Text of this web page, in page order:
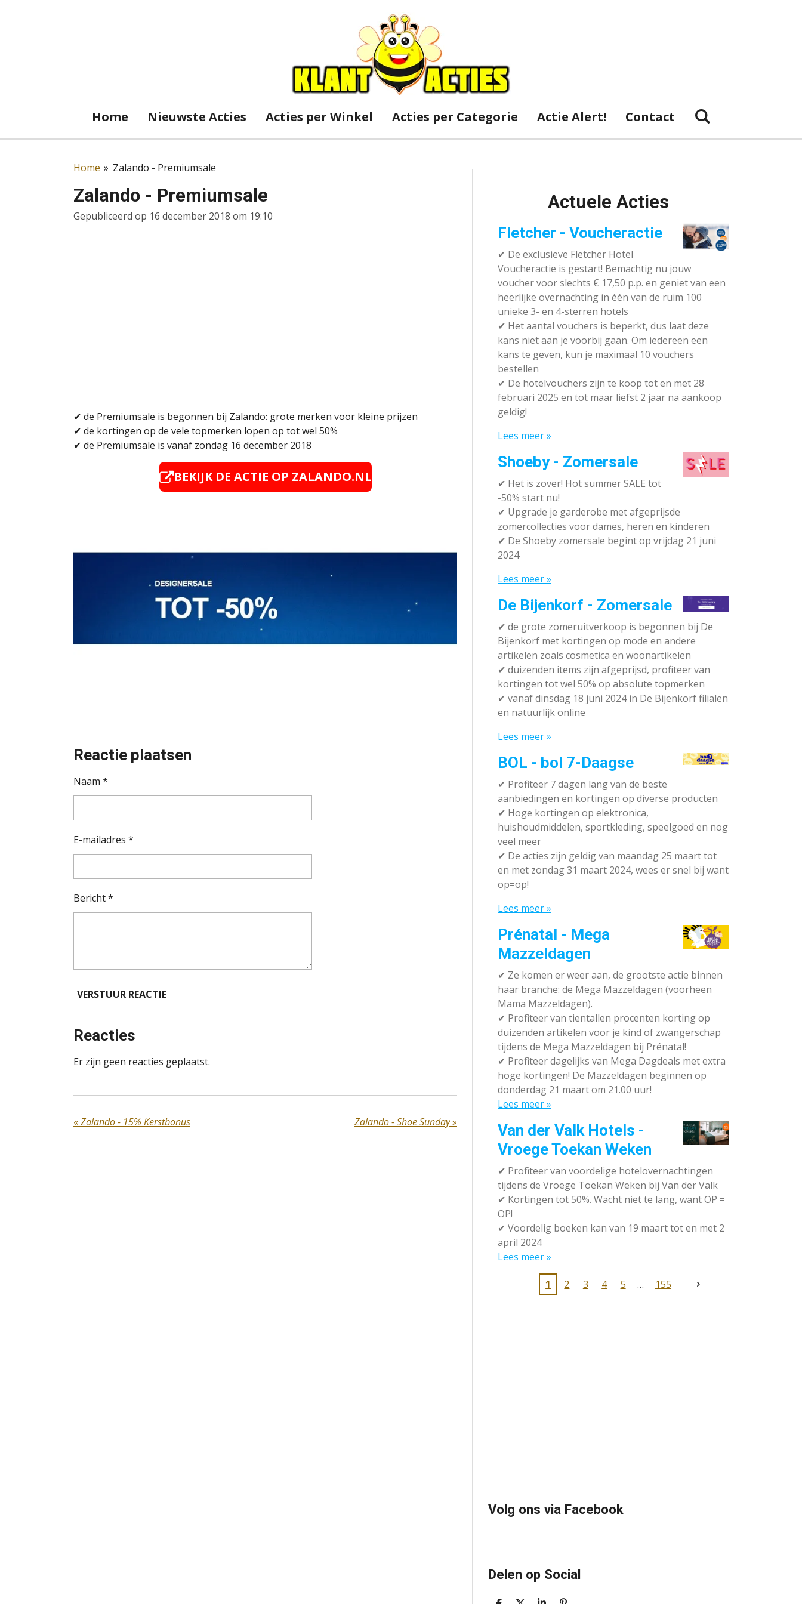
Home Nieuwste Acties Acties per Winkel Acties per Categorie Actie Alert! Contact
Home » Zalando - Premiumsale
Zalando - Premiumsale
Gepubliceerd op 16 december 2018 om 19:10
✔ de Premiumsale is begonnen bij Zalando: grote merken voor kleine prijzen
✔ de kortingen op de vele topmerken lopen op tot wel 50%
✔ de Premiumsale is vanaf zondag 16 december 2018
BEKIJK DE ACTIE OP ZALANDO.NL
Reactie plaatsen
Naam *
E-mailadres *
Bericht *
VERSTUUR REACTIE
Reacties
Er zijn geen reacties geplaatst.
«Zalando - 15% Kerstbonus Zalando - Shoe Sunday»
Actuele Acties
Fletcher - Voucheractie
✔ De exclusieve Fletcher Hotel
Voucheractie is gestart! Bemachtig nu jouw
voucher voor slechts € 17,50 p.p. en geniet van een
heerlijke overnachting in één van de ruim 100
unieke 3- en 4-sterren hotels
✔ Het aantal vouchers is beperkt, dus laat deze
kans niet aan je voorbij gaan. Om iedereen een
kans te geven, kun je maximaal 10 vouchers
bestellen
✔ De hotelvouchers zijn te koop tot en met 28
februari 2025 en tot maar liefst 2 jaar na aankoop
geldig!
Lees meer »
Shoeby - Zomersale
✔ Het is zover! Hot summer SALE tot
-50% start nu!
✔ Upgrade je garderobe met afgeprijsde
zomercollecties voor dames, heren en kinderen
✔ De Shoeby zomersale begint op vrijdag 21 juni
2024
Lees meer »
De Bijenkorf - Zomersale
✔ de grote zomeruitverkoop is begonnen bij De
Bijenkorf met kortingen op mode en andere
artikelen zoals cosmetica en woonartikelen
✔ duizenden items zijn afgeprijsd, profiteer van
kortingen tot wel 50% op absolute topmerken
✔ vanaf dinsdag 18 juni 2024 in De Bijenkorf filialen
en natuurlijk online
Lees meer »
BOL - bol 7-Daagse
✔ Profiteer 7 dagen lang van de beste
aanbiedingen en kortingen op diverse producten
✔ Hoge kortingen op elektronica,
huishoudmiddelen, sportkleding, speelgoed en nog
veel meer
✔ De acties zijn geldig van maandag 25 maart tot
en met zondag 31 maart 2024, wees er snel bij want
op=op!
Lees meer »
Prénatal - Mega
Mazzeldagen
✔ Ze komen er weer aan, de grootste actie binnen
haar branche: de Mega Mazzeldagen (voorheen
Mama Mazzeldagen).
✔ Profiteer van tientallen procenten korting op
duizenden artikelen voor je kind of zwangerschap
tijdens de Mega Mazzeldagen bij Prénatal!
✔ Profiteer dagelijks van Mega Dagdeals met extra
hoge kortingen! De Mazzeldagen beginnen op
donderdag 21 maart om 21.00 uur!
Lees meer »
Van der Valk Hotels -
Vroege Toekan Weken
✔ Profiteer van voordelige hotelovernachtingen
tijdens de Vroege Toekan Weken bij Van der Valk
✔ Kortingen tot 50%. Wacht niet te lang, want OP =
OP!
✔ Voordelig boeken kan van 19 maart tot en met 2
april 2024
Lees meer »
1 2 3 4 5 155
Volg ons via Facebook
Delen op Social